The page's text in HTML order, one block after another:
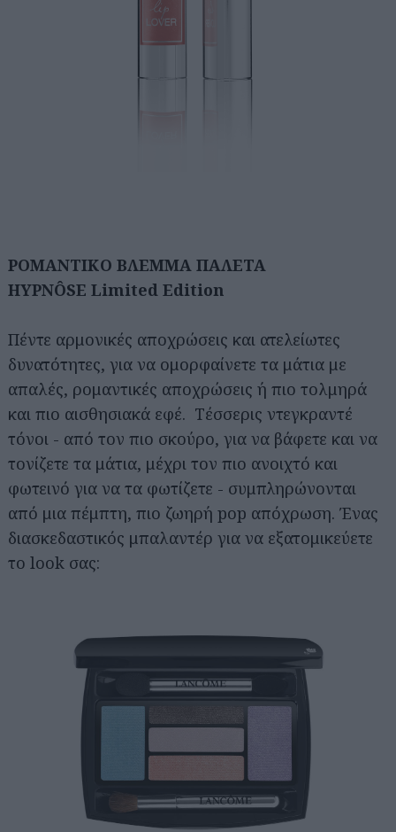
ΡΟΜΑΝΤΙΚΟ ΒΛΕΜΜΑ ΠΑΛΕΤΑ
HYPNÔSE Limited Edition
Πέντε αρμονικές αποχρώσεις και ατελείωτες
δυνατότητες, για να ομορφαίνετε τα μάτια με
απαλές, ρομαντικές αποχρώσεις ή πιο τολμηρά
και πιο αισθησιακά εφέ. Τέσσερις ντεγκραντέ
τόνοι - από τον πιο σκούρο, για να βάφετε και να
τονίζετε τα μάτια, μέχρι τον πιο ανοιχτό και
φωτεινό για να τα φωτίζετε - συμπληρώνονται
από μια πέμπτη, πιο ζωηρή pop απόχρωση. Ένας
διασκεδαστικός μπαλαντέρ για να εξατομικεύετε
το look σας: